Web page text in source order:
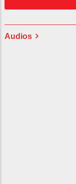
Audios